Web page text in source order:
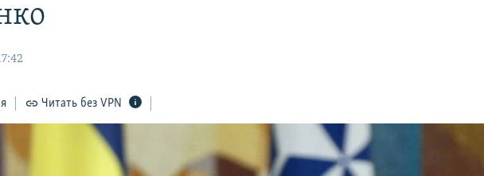
Читать без VPN